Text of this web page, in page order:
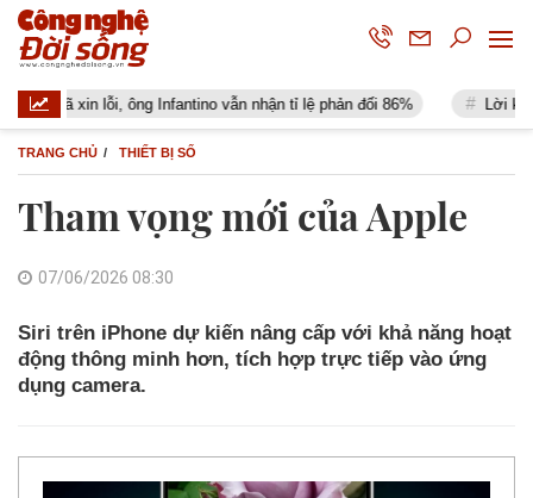
xin lỗi, ông Infantino vẫn nhận tỉ lệ phản đối 86% Lời khuyên
TRANG CHỦ THIẾT BỊ SỐ
Tham vọng mới của Apple
07/06/2026 08:30
Siri trên iPhone dự kiến nâng cấp với khả năng hoạt
động thông minh hơn, tích hợp trực tiếp vào ứng
dụng camera.